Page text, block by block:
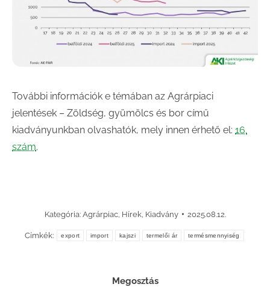
További információk e témában az Agrárpiaci
jelentések – Zöldség, gyümölcs és bor című
kiadványunkban olvashatók, mely innen érhető el: 16.
szám.
Kategória: Agrárpiac, Hírek, Kiadvány 2025.08.12.
Címkék: export import kajszi termelői ár termésmennyiség
Megosztás